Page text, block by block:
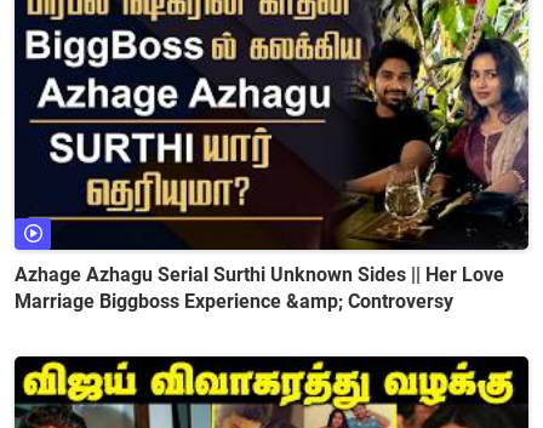
Azhage Azhagu Serial Surthi Unknown Sides || Her Love
Marriage Biggboss Experience &amp; Controversy